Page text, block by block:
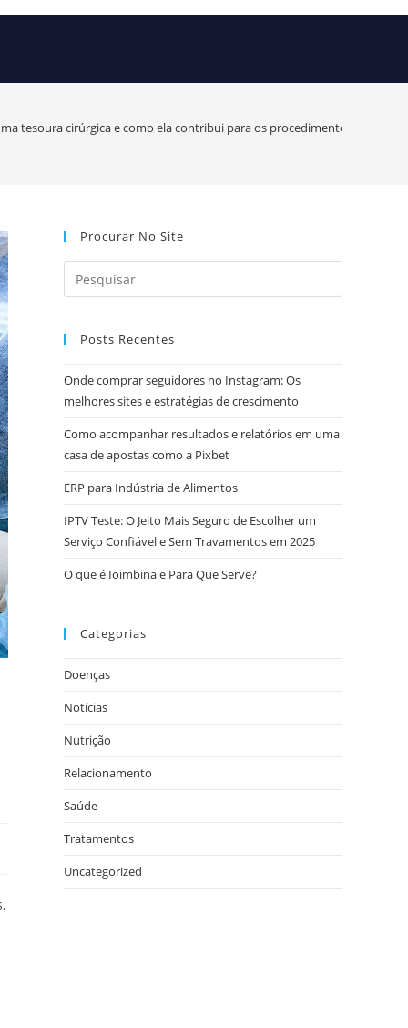
tesoura cirúrgica e como ela contribui para os procedimentos cirúrgicos
Procurar No Site
Posts Recentes
Onde comprar seguidores no Instagram: Os
melhores sites e estratégias de crescimento
Como acompanhar resultados e relatórios em uma
casa de apostas como a Pixbet
ERP para Indústria de Alimentos
IPTV Teste: O Jeito Mais Seguro de Escolher um
Serviço Confiável e Sem Travamentos em 2025
O que é Ioimbina e Para Que Serve?
Categorias
Doenças
Notícias
Nutrição
Relacionamento
Saúde
Tratamentos
Uncategorized